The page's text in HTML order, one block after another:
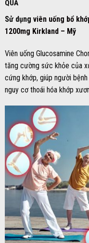
QUẢ
Sử dụng viên uống bổ
1200mg Kirkland – Mỹ
Viên uống Glucosamine
tăng cường sức khỏe của
cứng khớp, giúp người
nguy cơ thoái hóa khớp